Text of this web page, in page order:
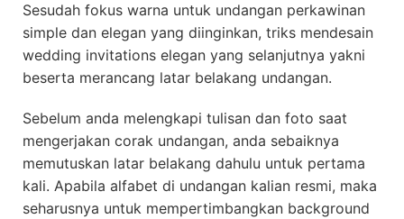
Sesudah fokus warna untuk undangan perkawinan
simple dan elegan yang diinginkan, triks mendesain
wedding invitations elegan yang selanjutnya yakni
beserta merancang latar belakang undangan.
Sebelum anda melengkapi tulisan dan foto saat
mengerjakan corak undangan, anda sebaiknya
memutuskan latar belakang dahulu untuk pertama
kali. Apabila alfabet di undangan kalian resmi, maka
seharusnya untuk mempertimbangkan background